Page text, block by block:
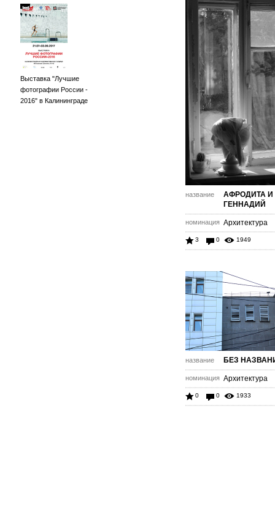
Выставка "Лучшие
фотографии России -
2016" в Калининграде
название
АФРОДИТА И
ГЕННАДИЙ
номинация Архитектура
3 0 1949
название БЕЗ
номинация Архитектура
0 0 1933